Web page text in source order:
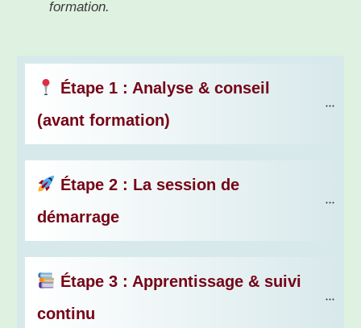
formation.
Étape 1 : Analyse & conseil
(avant formation)
Étape 2 : La session de
démarrage
Étape 3 : Apprentissage & suivi
continu